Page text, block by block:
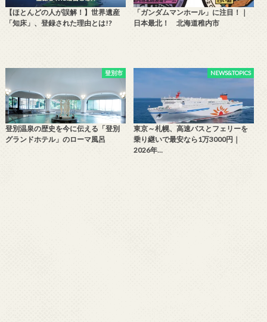
【ほとんどの人が誤解！】世界遺産
「知床」、登録された理由とは!?
「ガンダムマンホール」に注目！｜
日本最北！ 北海道稚内市
登別市
登別温泉の歴史を今に伝える「登別
グランドホテル」のローマ風呂
NEWS&TOPICS
東京～札幌、高速バスとフェリーを
乗り継いで最安なら1万3000円｜
2026年…